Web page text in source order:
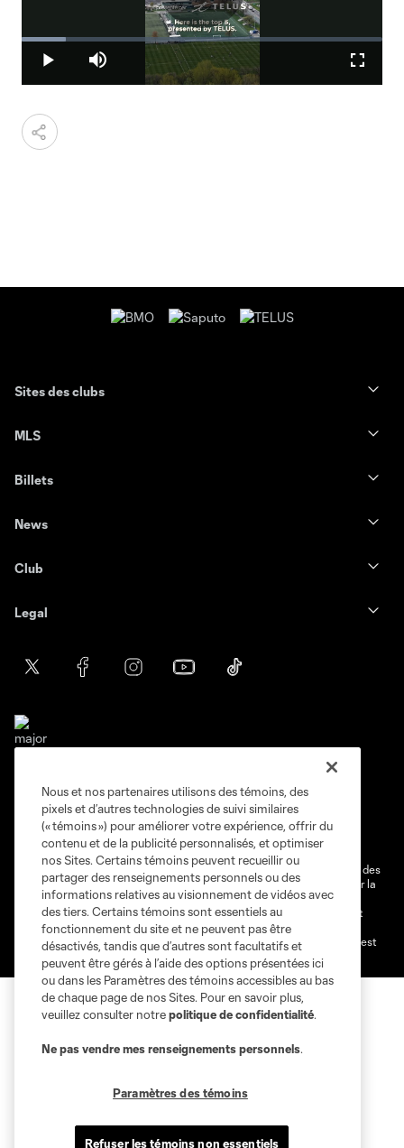
Play
Play Mute
Loaded:
12.14%
Sites des clubs
MLS
Billets
News
Club
Legal
Conditions d'utilisation
Politique de confidentialité
Ne vendez pas et ne partagez pas mes information personnelles.
Paramètres des témoins
@2026 MLS. Le nom et l'écusson Major League Soccer et MLS sont des
marques déposées de Major League Soccer, LLC (“MLS”) protégés par la
loi. Les noms et les logos des différentes équipes de MLS sont des
marques déposées ou des marques de droit commun de MLS ou sont
utilisées avec l’autorisation ou l'accord tacite préalable de leurs
propriétaires. Toute l’utilisation de leurs noms et logos non-autorisée est
par conséquent prohibée est interdite.
Nous et nos partenaires utilisons des témoins, des
pixels et d’autres technologies de suivi similaires
(« témoins ») pour améliorer votre expérience, offrir du
contenu et de la publicité personnalisés, et optimiser
nos Sites. Certains témoins peuvent recueillir ou
partager des renseignements personnels ou des
informations relatives au visionnement de vidéos avec
des tiers. Certains témoins sont essentiels au
fonctionnement du site et ne peuvent pas être
désactivés, tandis que d’autres sont facultatifs et
peuvent être gérés à l’aide des options présentées ici
ou dans les Paramètres des témoins accessibles au bas
de chaque page de nos Sites. Pour en savoir plus,
veuillez consulter notrepolitique de confidentialité.
Ne pas vendre mes renseignements personnels.
Paramètres des témoins
Refuser les témoins non essentiels